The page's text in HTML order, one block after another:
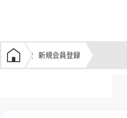
学生の窓口トップ
新規会員登録